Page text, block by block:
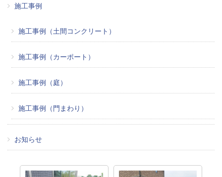
施工事例
施工事例（土間コンクリート）
施工事例（カーポート）
施工事例（庭）
施工事例（門まわり）
お知らせ